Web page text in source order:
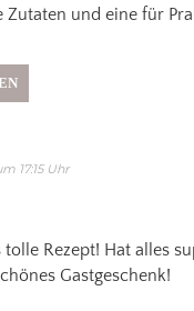
Zutaten und eine für
17:15 Uhr
Rezept! Hat alles
Gastgeschenk!